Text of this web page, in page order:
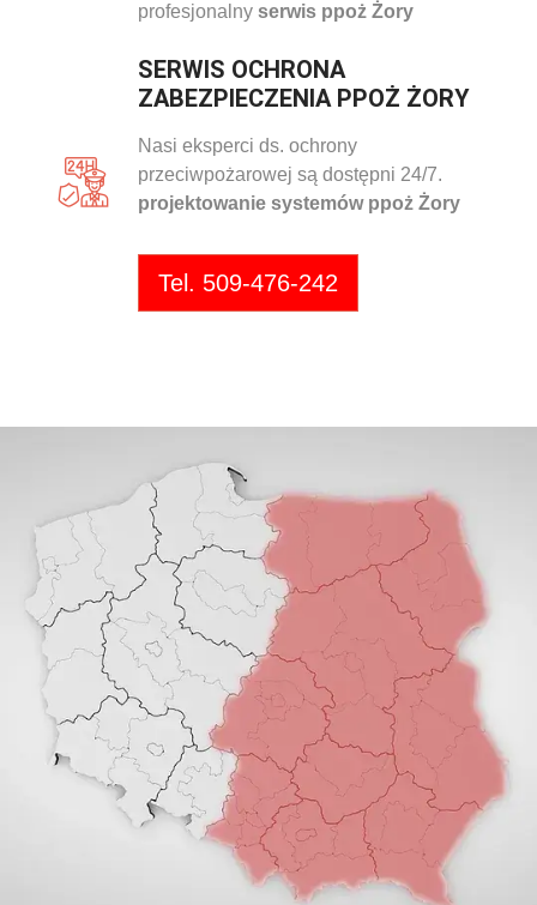
profesjonalny serwis ppoż Żory
SERWIS OCHRONA
ZABEZPIECZENIA PPOŻ ŻORY
Nasi eksperci ds. ochrony
przeciwpożarowej są dostępni 24/7.
projektowanie systemów ppoż Żory
Tel. 509-476-242